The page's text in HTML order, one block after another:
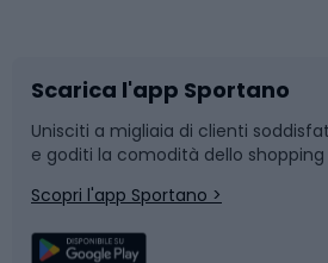
Bushcraft
Corsa
Sport di squadra
Slitte e slittini
Snowboard
Camminata nordica
Scarica l'app Sportano
Unisciti a migliaia di clienti
e goditi la comodità dello
Scopri l'app Sportano >